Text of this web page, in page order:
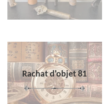
Rachat d'objet 81